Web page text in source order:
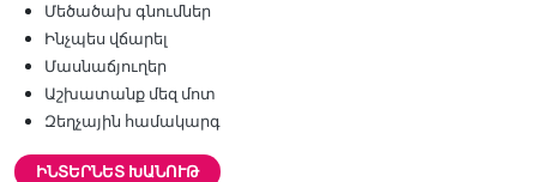
Մեծածախ գնումներ
Ինչպես վճարել
Մասնաճյուղեր
Աշխատանք մեզ մոտ
Զեղչային համակարգ
ԻՆՏԵՐՆԵՏ ԽԱՆՈՒԹ